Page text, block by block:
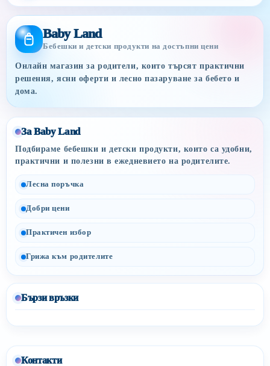
Baby Land
Бебешки и детски продукти на достъпни цени
Онлайн магазин за родители, които търсят практични
решения, ясни оферти и лесно пазаруване за бебето и
дома.
За Baby Land
Подбираме бебешки и детски продукти, които са удобни,
практични и полезни в ежедневието на родителите.
Лесна поръчка
Добри цени
Практичен избор
Грижа към родителите
Бързи връзки
Контакти